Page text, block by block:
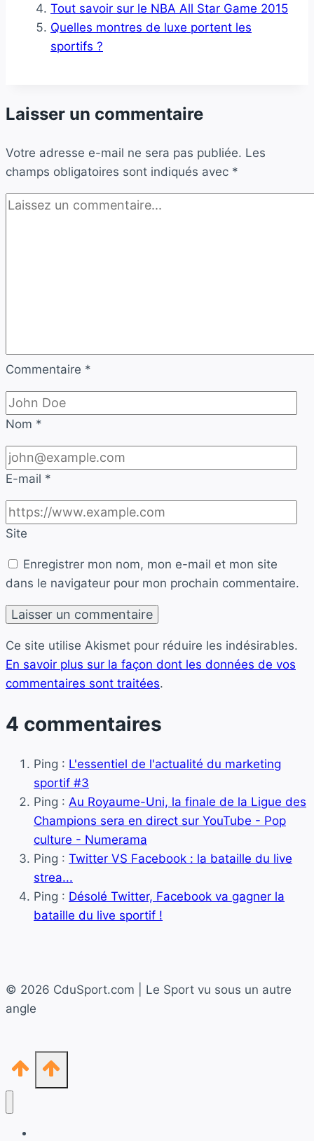
Tout savoir sur le NBA All Star Game 2015
Quelles montres de luxe portent les
sportifs ?
Laisser un commentaire
Votre adresse e-mail ne sera pas publiée. Les
champs obligatoires sont indiqués avec *
Commentaire *
Nom *
E-mail *
Site
Enregistrer mon nom, mon e-mail et mon site
dans le navigateur pour mon prochain commentaire.
Ce site utilise Akismet pour réduire les indésirables.
En savoir plus sur la façon dont les données de vos
commentaires sont traitées.
4 commentaires
Ping : L'essentiel de l'actualité du marketing
sportif #3
Ping : Au Royaume-Uni, la finale de la Ligue des
Champions sera en direct sur YouTube - Pop
culture - Numerama
Ping : Twitter VS Facebook : la bataille du live
strea...
Ping : Désolé Twitter, Facebook va gagner la
bataille du live sportif !
© 2026 CduSport.com | Le Sport vu sous un autre
angle